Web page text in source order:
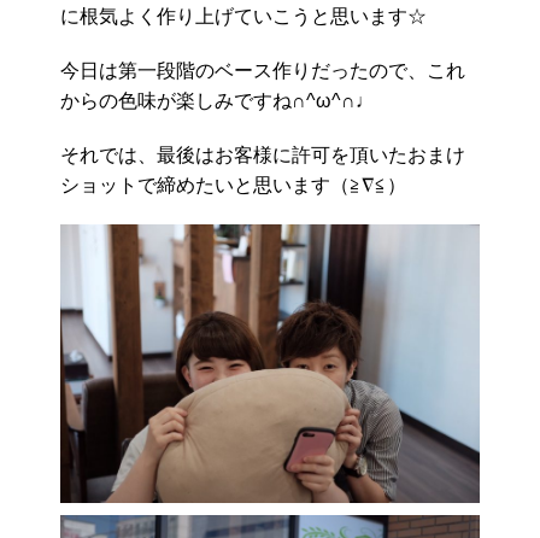
に根気よく作り上げていこうと思います☆
今日は第一段階のベース作りだったので、これ
からの色味が楽しみですね∩^ω^∩♩
それでは、最後はお客様に許可を頂いたおまけ
ショットで締めたいと思います（≧∇≦）